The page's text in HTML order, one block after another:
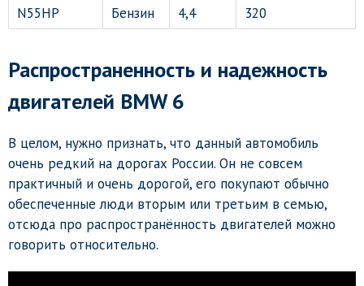
N55HP
Бензин 4,4 320
Распространенность и надежность
двигателей BMW 6
В целом, нужно признать, что данный автомобиль
очень редкий на дорогах России. Он не совсем
практичный и очень дорогой, его покупают обычно
обеспеченные люди вторым или третьим в семью,
отсюда про распространённость двигателей можно
говорить относительно.